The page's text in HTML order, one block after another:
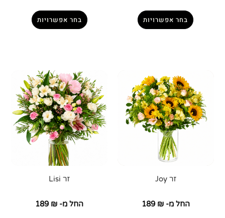
בחר אפשרויות בחר אפשרויות
זר Joy
החל מ- 189 ₪
זר Lisi
החל מ- 189 ₪